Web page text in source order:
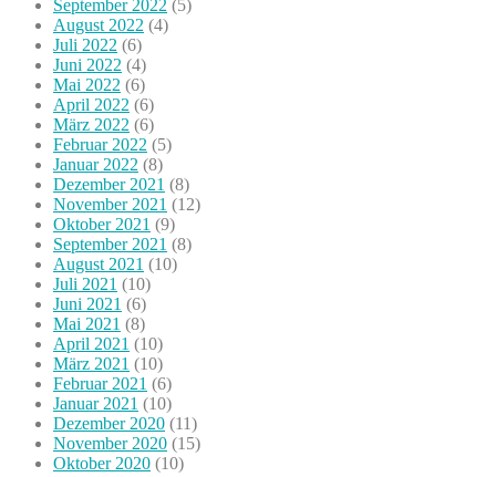
September 2022 (5)
August 2022 (4)
Juli 2022 (6)
Juni 2022 (4)
Mai 2022 (6)
April 2022 (6)
März 2022 (6)
Februar 2022 (5)
Januar 2022 (8)
Dezember 2021 (8)
November 2021 (12)
Oktober 2021 (9)
September 2021 (8)
August 2021 (10)
Juli 2021 (10)
Juni 2021 (6)
Mai 2021 (8)
April 2021 (10)
März 2021 (10)
Februar 2021 (6)
Januar 2021 (10)
Dezember 2020 (11)
November 2020 (15)
Oktober 2020 (10)